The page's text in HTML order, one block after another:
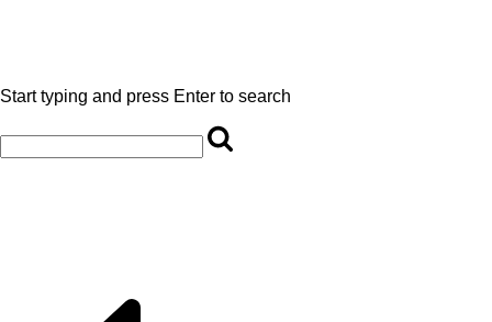
Start typing and press Enter to search